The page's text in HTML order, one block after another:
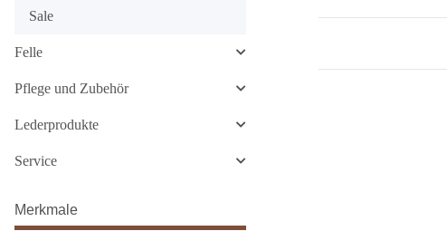
Sale
Felle
Pflege und Zubehör
Lederprodukte
Service
Merkmale